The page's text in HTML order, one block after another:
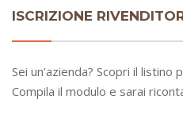
ISCRIZIONE
Sei un’azienda? Scopri il
Compila il modulo e sarai